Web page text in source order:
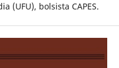
(UFU), bolsista CAPES.